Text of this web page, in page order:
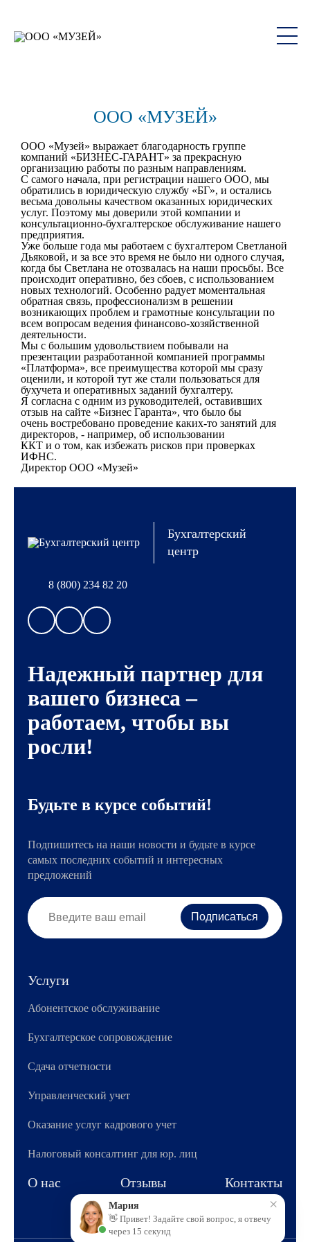
ООО «МУЗЕЙ»
ООО «Музей» выражает благодарность группе
компаний «БИЗНЕС-ГАРАНТ» за прекрасную
организацию работы по разным направлениям.
С самого начала, при регистрации нашего ООО, мы
обратились в юридическую службу «БГ», и остались
весьма довольны качеством оказанных юридических
услуг. Поэтому мы доверили этой компании и
консультационно-бухгалтерское обслуживание нашего
предприятия.
Уже больше года мы работаем с бухгалтером Светланой
Дьяковой, и за все это время не было ни одного случая,
когда бы Светлана не отозвалась на наши просьбы. Все
происходит оперативно, без сбоев, с использованием
новых технологий. Особенно радует моментальная
обратная связь, профессионализм в решении
возникающих проблем и грамотные консультации по
всем вопросам ведения финансово-хозяйственной
деятельности.
Мы с большим удовольствием побывали на
презентации разработанной компанией программы
«Платформа», все преимущества которой мы сразу
оценили, и которой тут же стали пользоваться для
бухучета и оперативных заданий бухгалтеру.
Я согласна с одним из руководителей, оставивших
отзыв на сайте «Бизнес Гаранта», что было бы
очень востребовано проведение каких-то занятий для
директоров, - например, об использовании
ККТ и о том, как избежать рисков при проверках
ИФНС.
Директор ООО «Музей»
Бухгалтерский
центр
8 (800) 234 82 20
Будьте в курсе событий!
Подпишитесь на наши новости и будьте в курсе
самых последних событий и интересных
предложений
Надежный партнер для
вашего бизнеса –
работаем, чтобы вы
росли!
Услуги
Абонентское обслуживание
Бухгалтерское сопровождение
Сдача отчетности
Управленческий учет
Оказание услуг кадрового учет
Налоговый консалтинг для юр. лиц
О нас Отзывы Контакты
×
Мария
👋 Привет! Задайте свой вопрос, я отвечу
через 15 секунд